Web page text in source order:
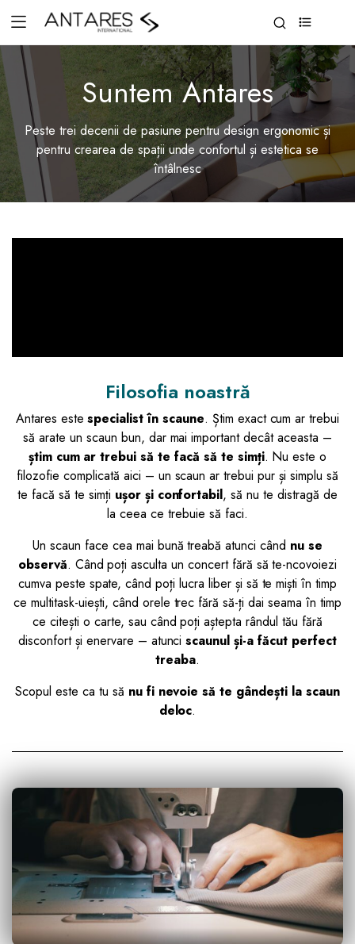
Suntem Antares
Peste trei decenii de pasiune pentru design ergonomic și
pentru crearea de spații unde confortul și estetica se
întâlnesc
Filosofia noastră
Antares estespecialist în scaune. Știm exact cum ar trebui
să arate un scaun bun, dar mai important decât aceasta –
știm cum ar trebui să te facă să te simți. Nu este o
filozofie complicată aici – un scaun ar trebui pur și simplu să
te facă să te simți ușor și confortabil, să nu te distragă de
la ceea ce trebuie să faci.
Un scaun face cea mai bună treabă atunci când nu se
observă. Când poți asculta un concert fără să te-ncovoiezi
cumva peste spate, când poți lucra liber și să te miști în timp
ce multitask-uiești, când orele trec fără să-ți dai seama în timp
ce citești o carte, sau când poți aștepta rândul tău fără
disconfort și enervare – atunciscaunul și-a făcut perfect
treaba.
Scopul este ca tu să nu fi nevoie să te gândești la scaun
deloc.